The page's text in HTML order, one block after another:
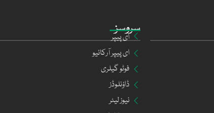
سروسز
ای پیپر
ای پیپر آرکائیو
فوٹو گیلری
ڈاؤنلوڈز
نیوز لیٹر